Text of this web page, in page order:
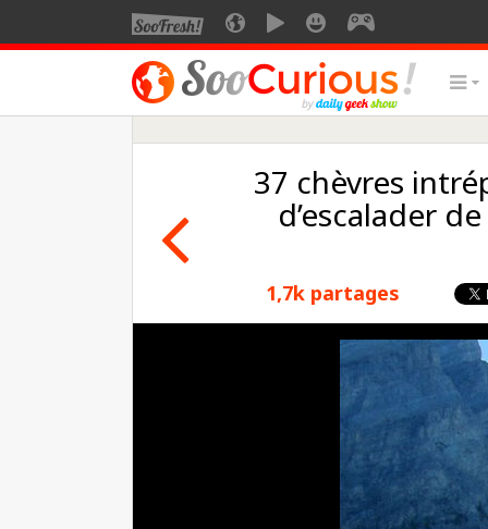
37 chèvres
d’escalader
1,7k partages